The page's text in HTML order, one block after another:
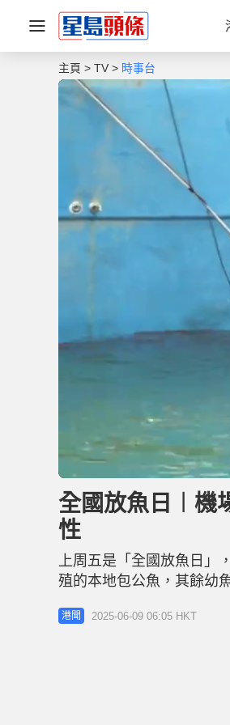
主頁 TV 時事台
n
u
t
e
o
d
e
d
全國放魚日︱機
性
上周五是「全國放魚日
殖的本地包公魚，其餘幼
的西面水域進行多項措施
望能透過禁區禁止商業捕
港聞 2025-06-09 06:05 HKT